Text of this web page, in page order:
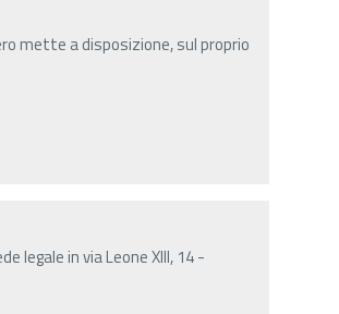
mette a disposizione, sul proprio
legale in via Leone XIII, 14 -